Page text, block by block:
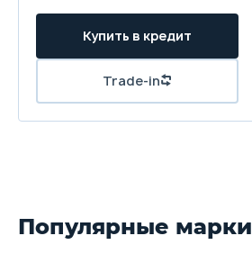
Популярные марки